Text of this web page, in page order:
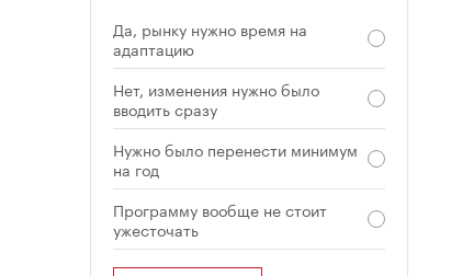
Да, рынку нужно время на
адаптацию
Нет, изменения нужно было
вводить сразу
Нужно было перенести минимум
на год
Программу вообще не стоит
ужесточать